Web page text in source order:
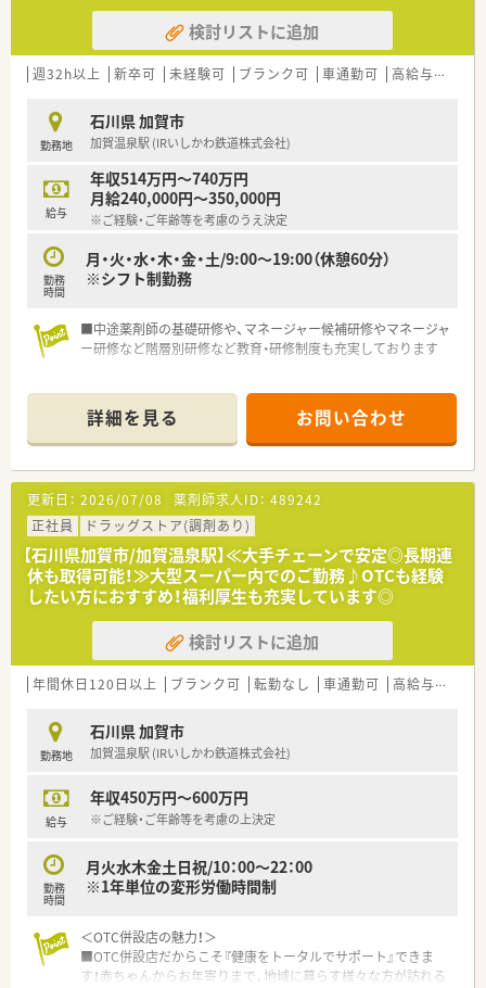
検討リストに追加
週32h以上 新卒可 未経験可 ブランク可 車通勤可 高給与(600万円以上)
勤務地
石川県 加賀市
加賀温泉駅 (IRいしかわ鉄道株式会社)
給与
年収514万円～740万円
月給240,000円～350,000円
※ご経験・ご年齢等を考慮のうえ決定
勤務
時間
月・火・水・木・金・土/9:00～19:00（休憩60分）
※シフト制勤務
■中途薬剤師の基礎研修や、マネージャー候補研修やマネージャ
ー研修など階層別研修など教育・研修制度も充実しております
詳細を見る お問い合わせ
更新日： 2026/07/08 薬剤師求人ID： 489242
正社員
ドラッグストア(調剤あり)
【石川県加賀市/加賀温泉駅】≪大手チェーンで安定◎長期連
休も取得可能！≫大型スーパー内でのご勤務♪OTCも経験
したい方におすすめ！福利厚生も充実しています◎
検討リストに追加
年間休日120日以上 ブランク可 転勤なし 車通勤可 高給与(600万円以上)
勤務地
石川県 加賀市
加賀温泉駅 (IRいしかわ鉄道株式会社)
給与
年収450万円～600万円
※ご経験・ご年齢等を考慮の上決定
勤務
時間
月火水木金土日祝/10：00～22：00
※1年単位の変形労働時間制
＜OTC併設店の魅力！＞
■OTC併設店だからこそ『健康をトータルでサポート』できま
す！赤ちゃんからお年寄りまで、地域に暮らす様々な方が訪れる